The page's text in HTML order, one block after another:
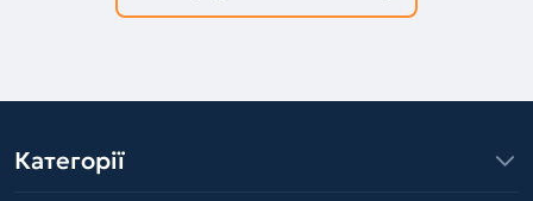
Категорії